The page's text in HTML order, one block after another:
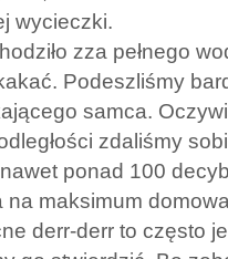
wycieczki.
zza pełnego
Podeszliśmy
samca.
zdaliśmy
ponad 100
na maksimum
derr-derr to często